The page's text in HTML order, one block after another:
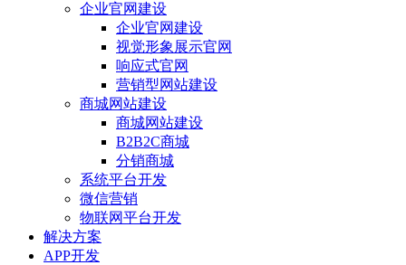
企业官网建设
企业官网建设
视觉形象展示官网
响应式官网
营销型网站建设
商城网站建设
商城网站建设
B2B2C商城
分销商城
系统平台开发
微信营销
物联网平台开发
解决方案
APP开发